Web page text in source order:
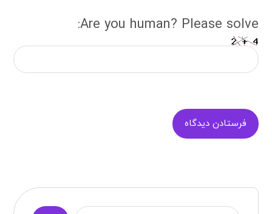
Are you human? Please solve:
فرستادن دیدگاه